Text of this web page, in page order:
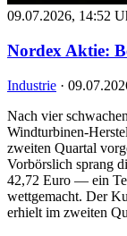
09.07.2026, 14:52
Nordex Aktie:
Industrie ·
Nach vier
Windturbinen-
zweiten Quartal
Vorbörslich sprang
42,72 Euro — ein
wettgemacht. Der
erhielt im zweiten